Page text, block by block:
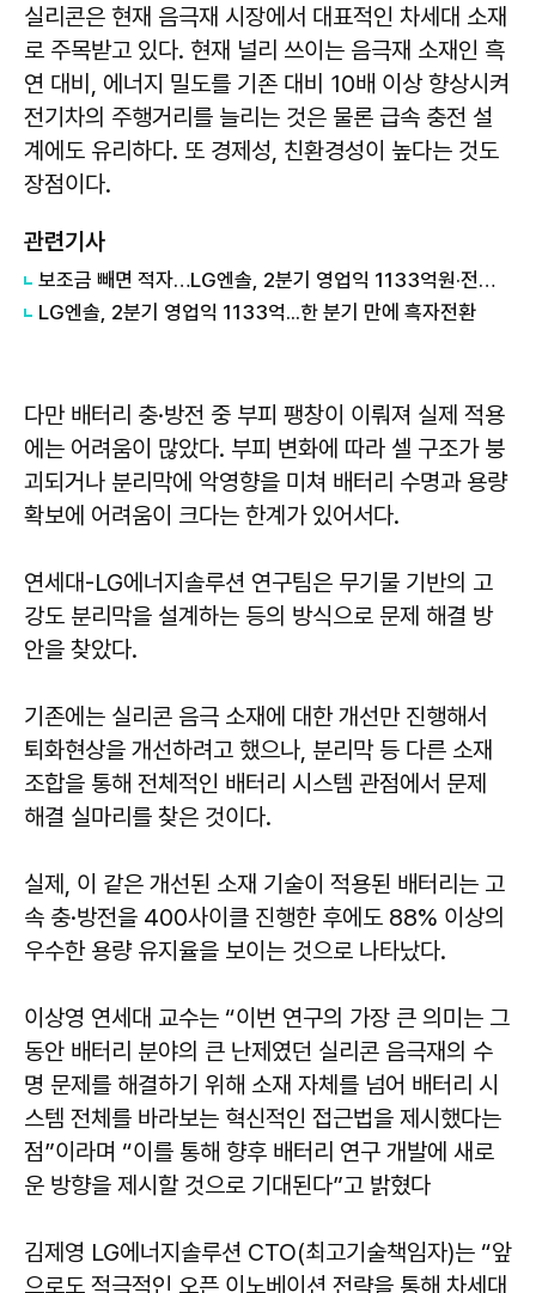
실리콘은 현재 음극재 시장에서 대표적인 차세대 소재
로 주목받고 있다. 현재 널리 쓰이는 음극재 소재인 흑
연 대비, 에너지 밀도를 기존 대비 10배 이상 향상시켜
전기차의 주행거리를 늘리는 것은 물론 급속 충전 설
계에도 유리하다. 또 경제성, 친환경성이 높다는 것도
장점이다.
관련기사
보조금 빼면 적자…LG엔솔, 2분기 영업익 1133억원·전년比 77%↓
LG엔솔, 2분기 영업익 1133억...한 분기 만에 흑자전환
다만 배터리 충·방전 중 부피 팽창이 이뤄져 실제 적용
에는 어려움이 많았다. 부피 변화에 따라 셀 구조가 붕
괴되거나 분리막에 악영향을 미쳐 배터리 수명과 용량
확보에 어려움이 크다는 한계가 있어서다.
연세대-LG에너지솔루션 연구팀은 무기물 기반의 고
강도 분리막을 설계하는 등의 방식으로 문제 해결 방
안을 찾았다.
기존에는 실리콘 음극 소재에 대한 개선만 진행해서
퇴화현상을 개선하려고 했으나, 분리막 등 다른 소재
조합을 통해 전체적인 배터리 시스템 관점에서 문제
해결 실마리를 찾은 것이다.
실제, 이 같은 개선된 소재 기술이 적용된 배터리는 고
속 충·방전을 400사이클 진행한 후에도 88% 이상의
우수한 용량 유지율을 보이는 것으로 나타났다.
이상영 연세대 교수는 “이번 연구의 가장 큰 의미는 그
동안 배터리 분야의 큰 난제였던 실리콘 음극재의 수
명 문제를 해결하기 위해 소재 자체를 넘어 배터리 시
스템 전체를 바라보는 혁신적인 접근법을 제시했다는
점”이라며 “이를 통해 향후 배터리 연구 개발에 새로
운 방향을 제시할 것으로 기대된다”고 밝혔다
김제영 LG에너지솔루션 CTO(최고기술책임자)는 “앞
으로도 적극적인 오픈 이노베이션 전략을 통해 차세대